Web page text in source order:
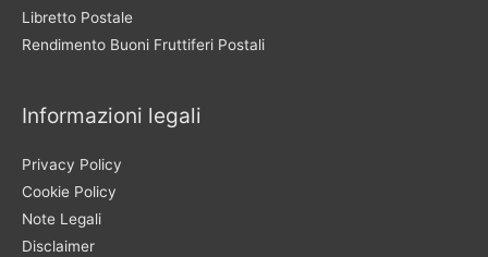
Libretto Postale
Rendimento Buoni Fruttiferi Postali
Informazioni legali
Privacy Policy
Cookie Policy
Note Legali
Disclaimer